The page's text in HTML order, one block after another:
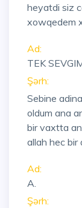
heyatdi siz
xowqedem
Ad:
TEK
Şərh:
Sebine
oldum ana
bir vaxtta
allah hec
Ad:
A.
Şərh: